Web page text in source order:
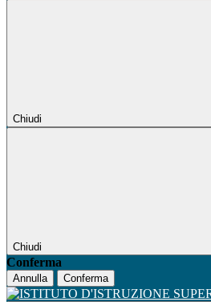
Chiudi
Chiudi
Conferma
Annulla Conferma